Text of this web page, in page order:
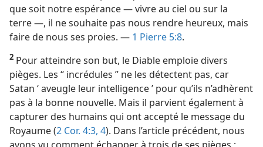
que soit notre espérance — vivre au ciel ou sur la
terre —, il ne souhaite pas nous rendre heureux, mais
faire de nous ses proies. — 1 Pierre 5:8.
2 Pour atteindre son but, le Diable emploie divers
pièges. Les “ incrédules ” ne les détectent pas, car
Satan ‘ aveugle leur intelligence ’ pour qu’ils n’adhèrent
pas à la bonne nouvelle. Mais il parvient également à
capturer des humains qui ont accepté le message du
Royaume (2 Cor. 4:3, 4). Dans l’article précédent, nous